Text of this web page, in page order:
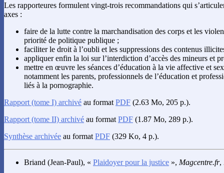
Les rapporteures formulent vingt-trois recommandations qui
axes :
faire de la lutte contre la marchandisation des corps et les
priorité de politique publique ;
faciliter le droit à l’oubli et les suppressions des contenus
appliquer enfin la loi sur l’interdiction d’accès des mineurs et
mettre en œuvre les séances d’éducation à la vie affective et
notamment les parents, professionnels de l’éducation et
liés à la pornographie.
Rapport (tome I) archivé au format PDF (2.63 Mo, 205 p.).
Rapport (tome II) archivé au format PDF (1.87 Mo, 289 p.).
Synthèse archivée au format PDF (329 Ko, 4 p.).
Briand (Jean-Paul), « Plaidoyer pour la justice », Magcentre.fr,